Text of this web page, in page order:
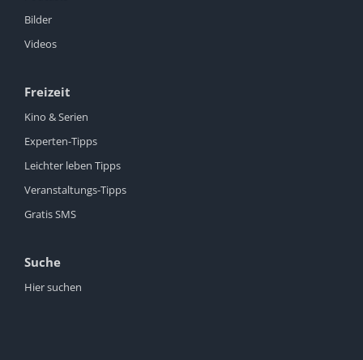
Bilder
Videos
Freizeit
Kino & Serien
Experten-Tipps
Leichter leben Tipps
Veranstaltungs-Tipps
Gratis SMS
Suche
Hier suchen